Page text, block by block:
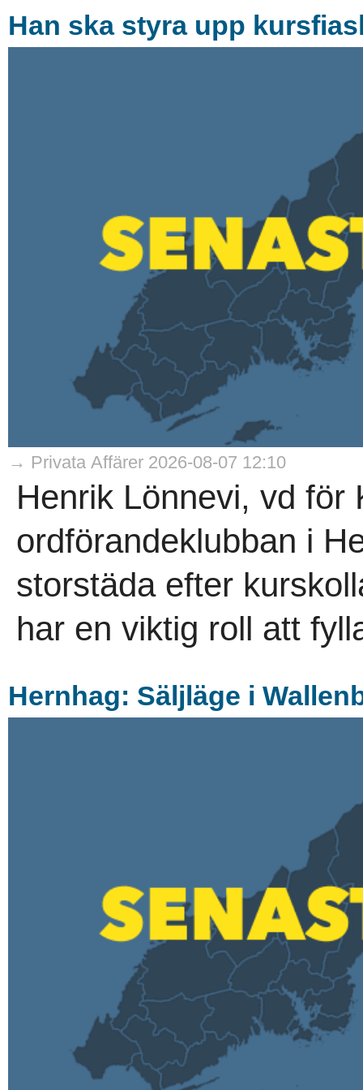
Han ska styra upp
→ Privata Affärer 2026-08-07 12:10
Henrik Lönnevi, vd för
ordförandeklubban i
storstäda efter
har en viktig roll att
Hernhag: Säljläge i